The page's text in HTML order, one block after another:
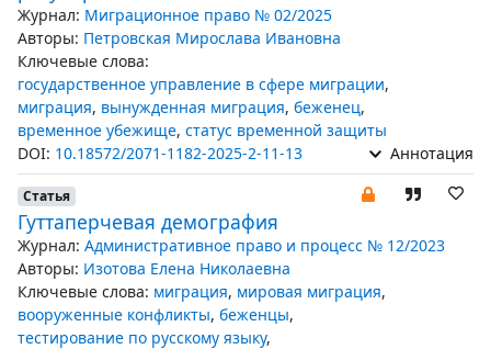
Журнал: Миграционное право № 02/2025
Авторы: Петровская Мирослава Ивановна
Ключевые слова:
государственное управление в сфере миграции,
миграция, вынужденная миграция, беженец,
временное убежище, статус временной защиты
DOI: 10.18572/2071-1182-2025-2-11-13 Аннотация
Статья
Гуттаперчевая демография
Журнал: Административное право и процесс № 12/2023
Авторы: Изотова Елена Николаевна
Ключевые слова: миграция, мировая миграция,
вооруженные конфликты, беженцы,
тестирование по русскому языку,